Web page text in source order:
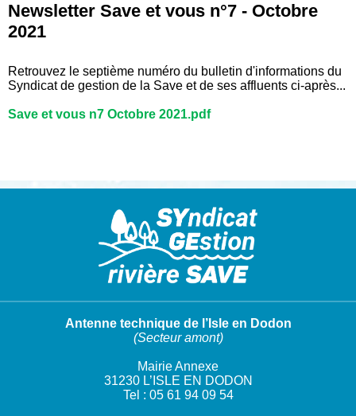
Newsletter Save et vous n°7 - Octobre
2021
Retrouvez le septième numéro du bulletin d'informations du
Syndicat de gestion de la Save et de ses affluents ci-après...
Save et vous n7 Octobre 2021.pdf
Antenne technique de l’Isle en Dodon
(Secteur amont)
Mairie Annexe
31230 L’ISLE EN DODON
Tel : 05 61 94 09 54